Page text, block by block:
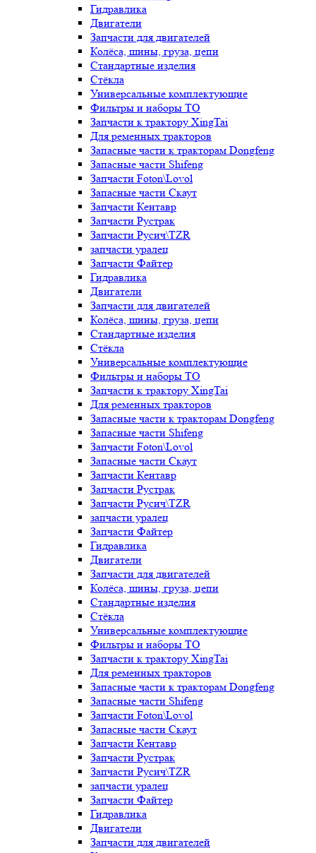
Гидравлика
Двигатели
Запчасти для двигателей
Колёса, шины, груза, цепи
Стандартные изделия
Стёкла
Универсальные комплектующие
Фильтры и наборы ТО
Запчасти к трактору XingTai
Для ременных тракторов
Запасные части к тракторам Dongfeng
Запасные части Shifeng
Запчасти Foton\Lovol
Запасные части Скаут
Запчасти Кентавр
Запчасти Рустрак
Запчасти Русич\TZR
запчасти уралец
Запчасти Файтер
Гидравлика
Двигатели
Запчасти для двигателей
Колёса, шины, груза, цепи
Стандартные изделия
Стёкла
Универсальные комплектующие
Фильтры и наборы ТО
Запчасти к трактору XingTai
Для ременных тракторов
Запасные части к тракторам Dongfeng
Запасные части Shifeng
Запчасти Foton\Lovol
Запасные части Скаут
Запчасти Кентавр
Запчасти Рустрак
Запчасти Русич\TZR
запчасти уралец
Запчасти Файтер
Гидравлика
Двигатели
Запчасти для двигателей
Колёса, шины, груза, цепи
Стандартные изделия
Стёкла
Универсальные комплектующие
Фильтры и наборы ТО
Запчасти к трактору XingTai
Для ременных тракторов
Запасные части к тракторам Dongfeng
Запасные части Shifeng
Запчасти Foton\Lovol
Запасные части Скаут
Запчасти Кентавр
Запчасти Рустрак
Запчасти Русич\TZR
запчасти уралец
Запчасти Файтер
Гидравлика
Двигатели
Запчасти для двигателей